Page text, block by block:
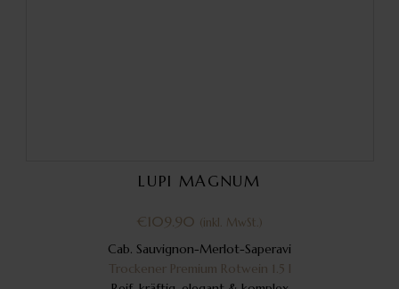
LUPI MAGNUM
€ 109.90 (inkl. MwSt.)
Cab. Sauvignon-Merlot-Saperavi
Trockener Premium Rotwein 1.5 l